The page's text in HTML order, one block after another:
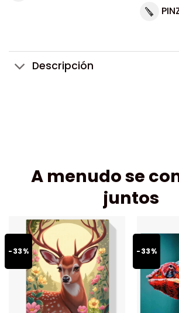
Descripción
A menudo se
juntos
-33% -33%